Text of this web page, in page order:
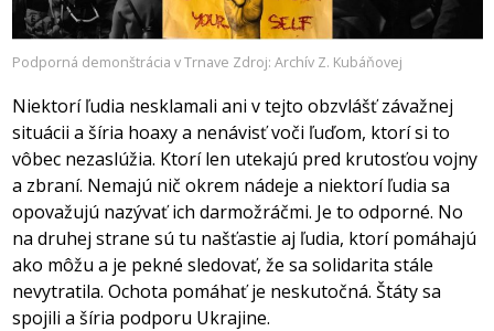
Podporná demonštrácia v Trnave Zdroj: Archív Z. Kubáňovej
Niektorí ľudia nesklamali ani v tejto obzvlášť závažnej
situácii a šíria hoaxy a nenávisť voči ľuďom, ktorí si to
vôbec nezaslúžia. Ktorí len utekajú pred krutosťou vojny
a zbraní. Nemajú nič okrem nádeje a niektorí ľudia sa
opovažujú nazývať ich darmožráčmi. Je to odporné. No
na druhej strane sú tu našťastie aj ľudia, ktorí pomáhajú
ako môžu a je pekné sledovať, že sa solidarita stále
nevytratila. Ochota pomáhať je neskutočná. Štáty sa
spojili a šíria podporu Ukrajine.